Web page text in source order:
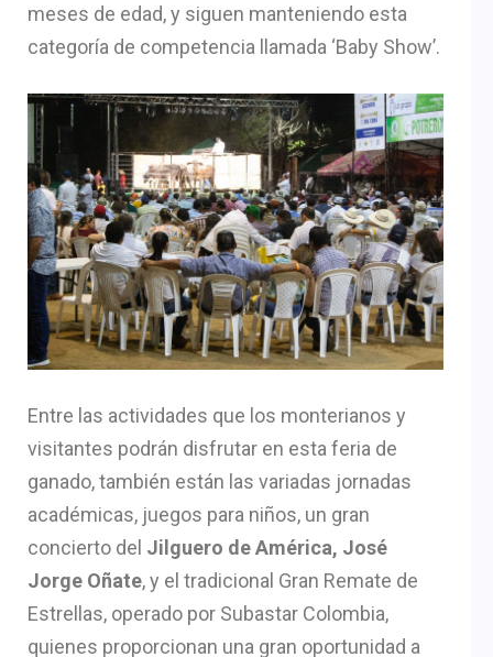
meses de edad, y siguen manteniendo esta
categoría de competencia llamada ‘Baby Show’.
Entre las actividades que los monterianos y
visitantes podrán disfrutar en esta feria de
ganado, también están las variadas jornadas
académicas, juegos para niños, un gran
concierto del Jilguero de América, José
Jorge Oñate, y el tradicional Gran Remate de
Estrellas, operado por Subastar Colombia,
quienes proporcionan una gran oportunidad a